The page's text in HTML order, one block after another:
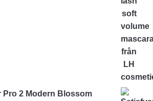
Pro 2 Modern Blossom